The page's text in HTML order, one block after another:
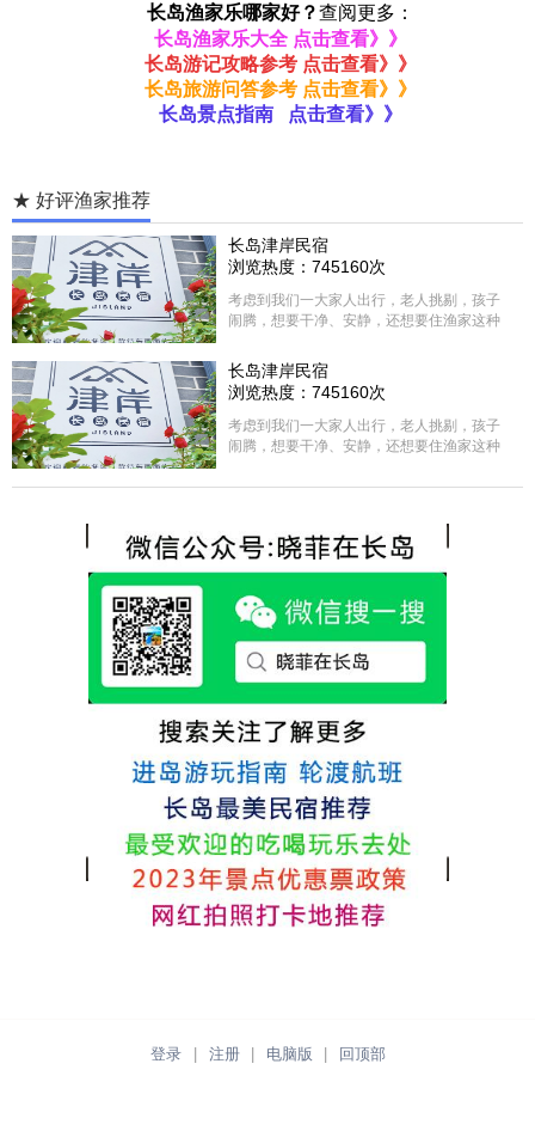
长岛渔家乐哪家好？查阅更多：
长岛渔家乐大全 点击查看》》
长岛游记攻略参考 点击查看》》
长岛旅游问答参考 点击查看》》
长岛景点指南 点击查看》》
★ 好评渔家推荐
长岛津岸民宿
浏览热度：745160次
考虑到我们一大家人出行，老人挑剔，孩子
闹腾，想要干净、安静，还想要住渔家这种
选择津岸民宿，实际体验客房很干净，饭菜
方面家里老人也很满意，整体饭菜给搭配的
很好，每顿饭也不重样的，海鲜确实是非常
的新鲜呢，另外值得一提的是，他家的海菜
包子非常好吃。 其实长岛可选的酒店、民宿
各不相同，可以根据自己的喜好选择。非常
热情，能根据我提出的需求来安排房间，这
点很好。
长岛津岸民宿
浏览热度：745160次
考虑到我们一大家人出行，老人挑剔，孩子
闹腾，想要干净、安静，还想要住渔家这种
选择津岸民宿，实际体验客房很干净，饭菜
很好，每顿饭也不重样的，海鲜确实是非常
的新鲜呢，另外值得一提的是，他家的海菜
包子非常好吃。 其实长岛可选的酒店、民宿
各不相同，可以根据自己的喜好选择。非常
推荐津岸民宿，关键是老板娘晓菲很细心、
热情，能根据我提出的需求来安排房间，这
点很好。
登录 注册 电脑版 回顶部